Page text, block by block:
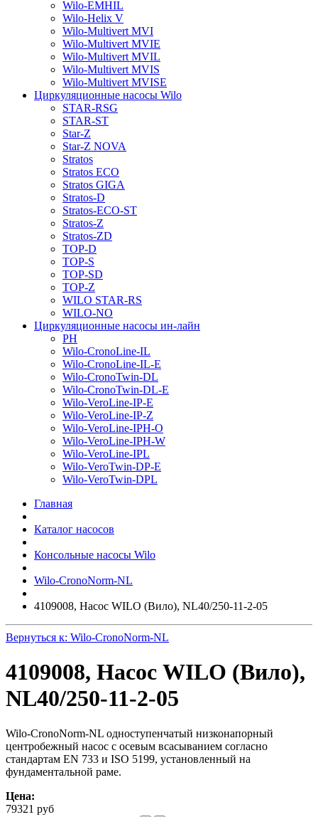
Wilo-EMHIL
Wilo-Helix V
Wilo-Multivert MVI
Wilo-Multivert MVIE
Wilo-Multivert MVIL
Wilo-Multivert MVIS
Wilo-Multivert MVISE
Циркуляционные насосы Wilo
STAR-RSG
STAR-ST
Star-Z
Star-Z NOVA
Stratos
Stratos ECO
Stratos GIGA
Stratos-D
Stratos-ECO-ST
Stratos-Z
Stratos-ZD
TOP-D
TOP-S
TOP-SD
TOP-Z
WILO STAR-RS
WILO-NO
Циркуляционные насосы ин-лайн
PH
Wilo-CronoLine-IL
Wilo-CronoLine-IL-E
Wilo-CronoTwin-DL
Wilo-CronoTwin-DL-E
Wilo-VeroLine-IP-E
Wilo-VeroLine-IP-Z
Wilo-VeroLine-IPH-O
Wilo-VeroLine-IPH-W
Wilo-VeroLine-IPL
Wilo-VeroTwin-DP-E
Wilo-VeroTwin-DPL
Главная
Каталог насосов
Консольные насосы Wilo
Wilo-CronoNorm-NL
4109008, Насос WILO (Вило), NL40/250-11-2-05
Вернуться к: Wilo-CronoNorm-NL
4109008, Насос WILO (Вило),
NL40/250-11-2-05
Wilo-CronoNorm-NL одноступенчатый низконапорный
центробежный насос с осевым всасыванием согласно
стандартам EN 733 и ISO 5199, установленный на
фундаментальной раме.
Цена:
79321 руб